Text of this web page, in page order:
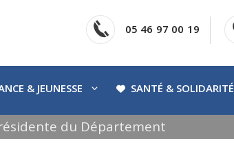
05 46 97 00 19
& JEUNESSE SANTÉ & SOLIDARITÉ
du Département